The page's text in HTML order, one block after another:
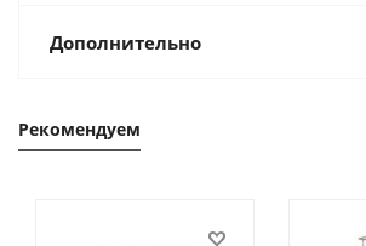
Дополнительно
Рекомендуем